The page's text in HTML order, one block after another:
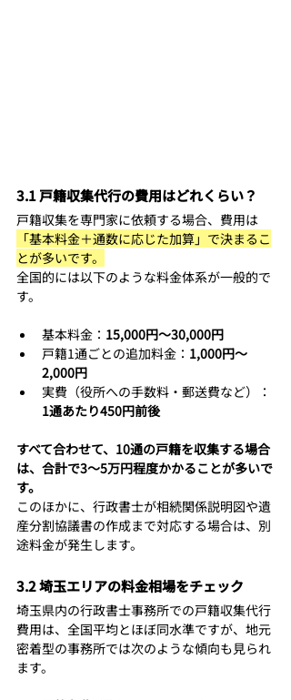
3.1 戸籍収集代行の費用はどれくらい？
戸籍収集を専門家に依頼する場合、費用は
「基本料金＋通数に応じた加算」で決まるこ
とが多いです。
全国的には以下のような料金体系が一般的で
す。
基本料金： 15,000円〜30,000円
戸籍1通ごとの追加料金： 1,000円〜
2,000円
実費（役所への手数料・郵送費など）：
1通あたり450円前後
すべて合わせて、10通の戸籍を収集する場合
は、合計で3〜5万円程度かかることが多いで
す。
このほかに、行政書士が相続関係説明図や遺
産分割協議書の作成まで対応する場合は、別
途料金が発生します。
3.2 埼玉エリアの料金相場をチェック
埼玉県内の行政書士事務所での戸籍収集代行
費用は、全国平均とほぼ同水準ですが、地元
密着型の事務所では次のような傾向も見られ
ます。